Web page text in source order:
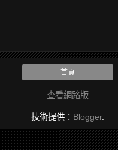
首頁
查看網路版
技術提供： Blogger.